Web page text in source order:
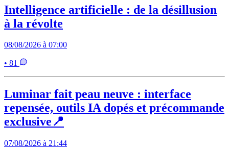
Intelligence artificielle : de la désillusion
à la révolte
08/08/2026 à 07:00
• 81
Luminar fait peau neuve : interface
repensée, outils IA dopés et précommande
exclusive📍
07/08/2026 à 21:44